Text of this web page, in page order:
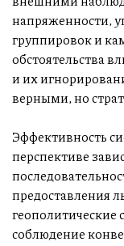
напряженности,
группировок и
обстоятельства
и их
верными, но
Эффективность
перспективе
предоставления
геополитические
соблюдение